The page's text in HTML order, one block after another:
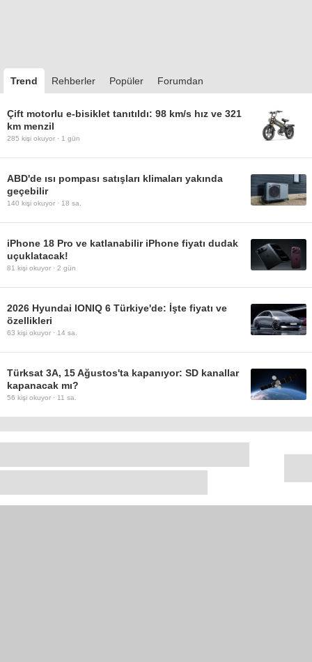
Trend Rehberler Popüler Forumdan
Çift motorlu e-bisiklet tanıtıldı: 98 km/s hız ve 321
km menzil
285 kişi okuyor · 1 gün
ABD'de ısı pompası satışları klimaları yakında
geçebilir
140 kişi okuyor · 18 sa.
iPhone 18 Pro ve katlanabilir iPhone fiyatı dudak
uçuklatacak!
81 kişi okuyor · 2 gün
2026 Hyundai IONIQ 6 Türkiye'de: İşte fiyatı ve
özellikleri
63 kişi okuyor · 14 sa.
Türksat 3A, 15 Ağustos'ta kapanıyor: SD kanallar
kapanacak mı?
56 kişi okuyor · 11 sa.